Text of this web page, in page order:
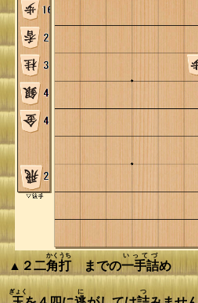
▲２二角
かく
打
うち
までの一手詰
いってづ
め
ぎょく に つ